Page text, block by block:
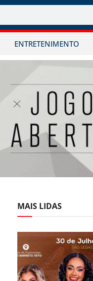
ENTRETENIMENTO
MAIS LIDAS